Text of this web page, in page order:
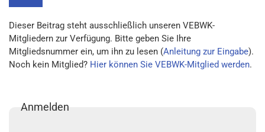
Dieser Beitrag steht ausschließlich unseren VEBWK-
Mitgliedern zur Verfügung. Bitte geben Sie Ihre
Mitgliedsnummer ein, um ihn zu lesen (Anleitung zur Eingabe).
Noch kein Mitglied? Hier können Sie VEBWK-Mitglied werden.
Anmelden